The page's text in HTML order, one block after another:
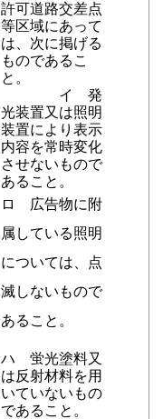
許可道路交差点
等区域にあって
は、次に掲げる
ものであるこ
と。
イ 発
光装置又は照明
装置により表示
内容を常時変化
させないもので
あること。
ロ 広告物に附
属している照明
については、点
滅しないもので
あること。
ハ 蛍光塗料又
は反射材料を用
いていないもの
であること。